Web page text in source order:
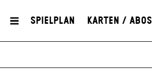
Spielplan Karten / Abos